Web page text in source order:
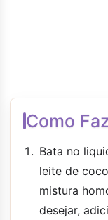
Como
Bata no
leite de
mistura
desejar,